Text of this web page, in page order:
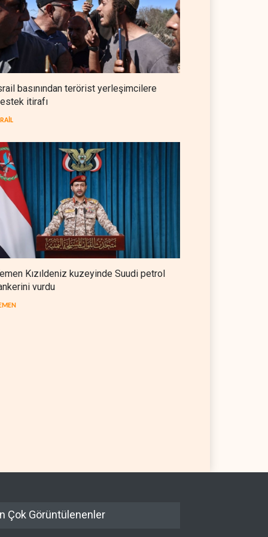
NYT: Washington, İran'ı yine
okuyamadı
BATI YARIM KÜRE 05 Ağustos 2026
İsrailli istihbaratçı: ABD'nin
mühimmatının bittiği iddiası
bir iç kavga
İran karşısında 'zor kararlara'
sevk ediyor
BATI YARIM KÜRE
basınından terörist yerleşimcilere
itirafı
Kızıldeniz kuzeyinde Suudi petrol
vurdu
Çok Görüntülenenler